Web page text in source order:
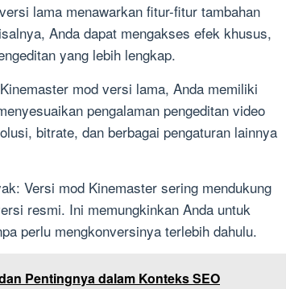
lama menawarkan fitur-fitur tambahan
Anda dapat mengakses efek khusus,
yang lebih lengkap.
mod versi lama, Anda memiliki
pengalaman pengeditan video
bitrate, dan berbagai pengaturan lainnya
Versi mod Kinemaster sering mendukung
resmi. Ini memungkinkan Anda untuk
perlu mengkonversinya terlebih dahulu.
Pentingnya dalam Konteks SEO